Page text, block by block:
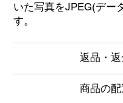
いた写真をJPEG(デー
す。
返品・
商品の